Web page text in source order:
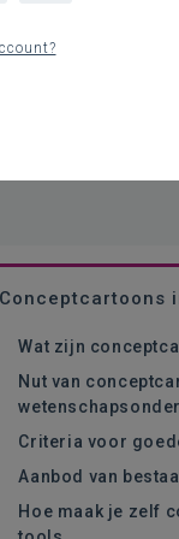
Conceptcartoons
Wat zijn
Nut van
Criteria voor
Aanbod van
Hoe maak je zelf